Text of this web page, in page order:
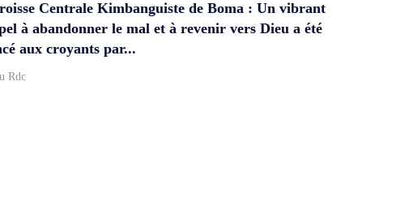
Centrale Kimbanguiste de Boma : Un vibrant
à abandonner le mal et à revenir vers Dieu a été
aux croyants par...
Rdc